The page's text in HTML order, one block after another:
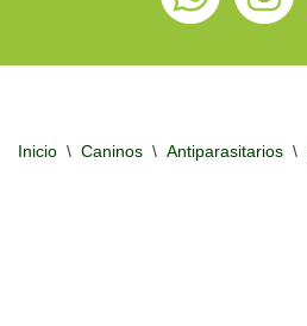
Inicio \ Caninos \ Antiparasitarios \